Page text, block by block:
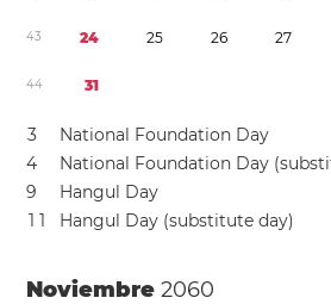
43 24 25 26 27
44 31
3
National Foundation Day
4
National Foundation Day
9
Hangul Day
1 1 Hangul Day (substitute day)
Noviembre2060